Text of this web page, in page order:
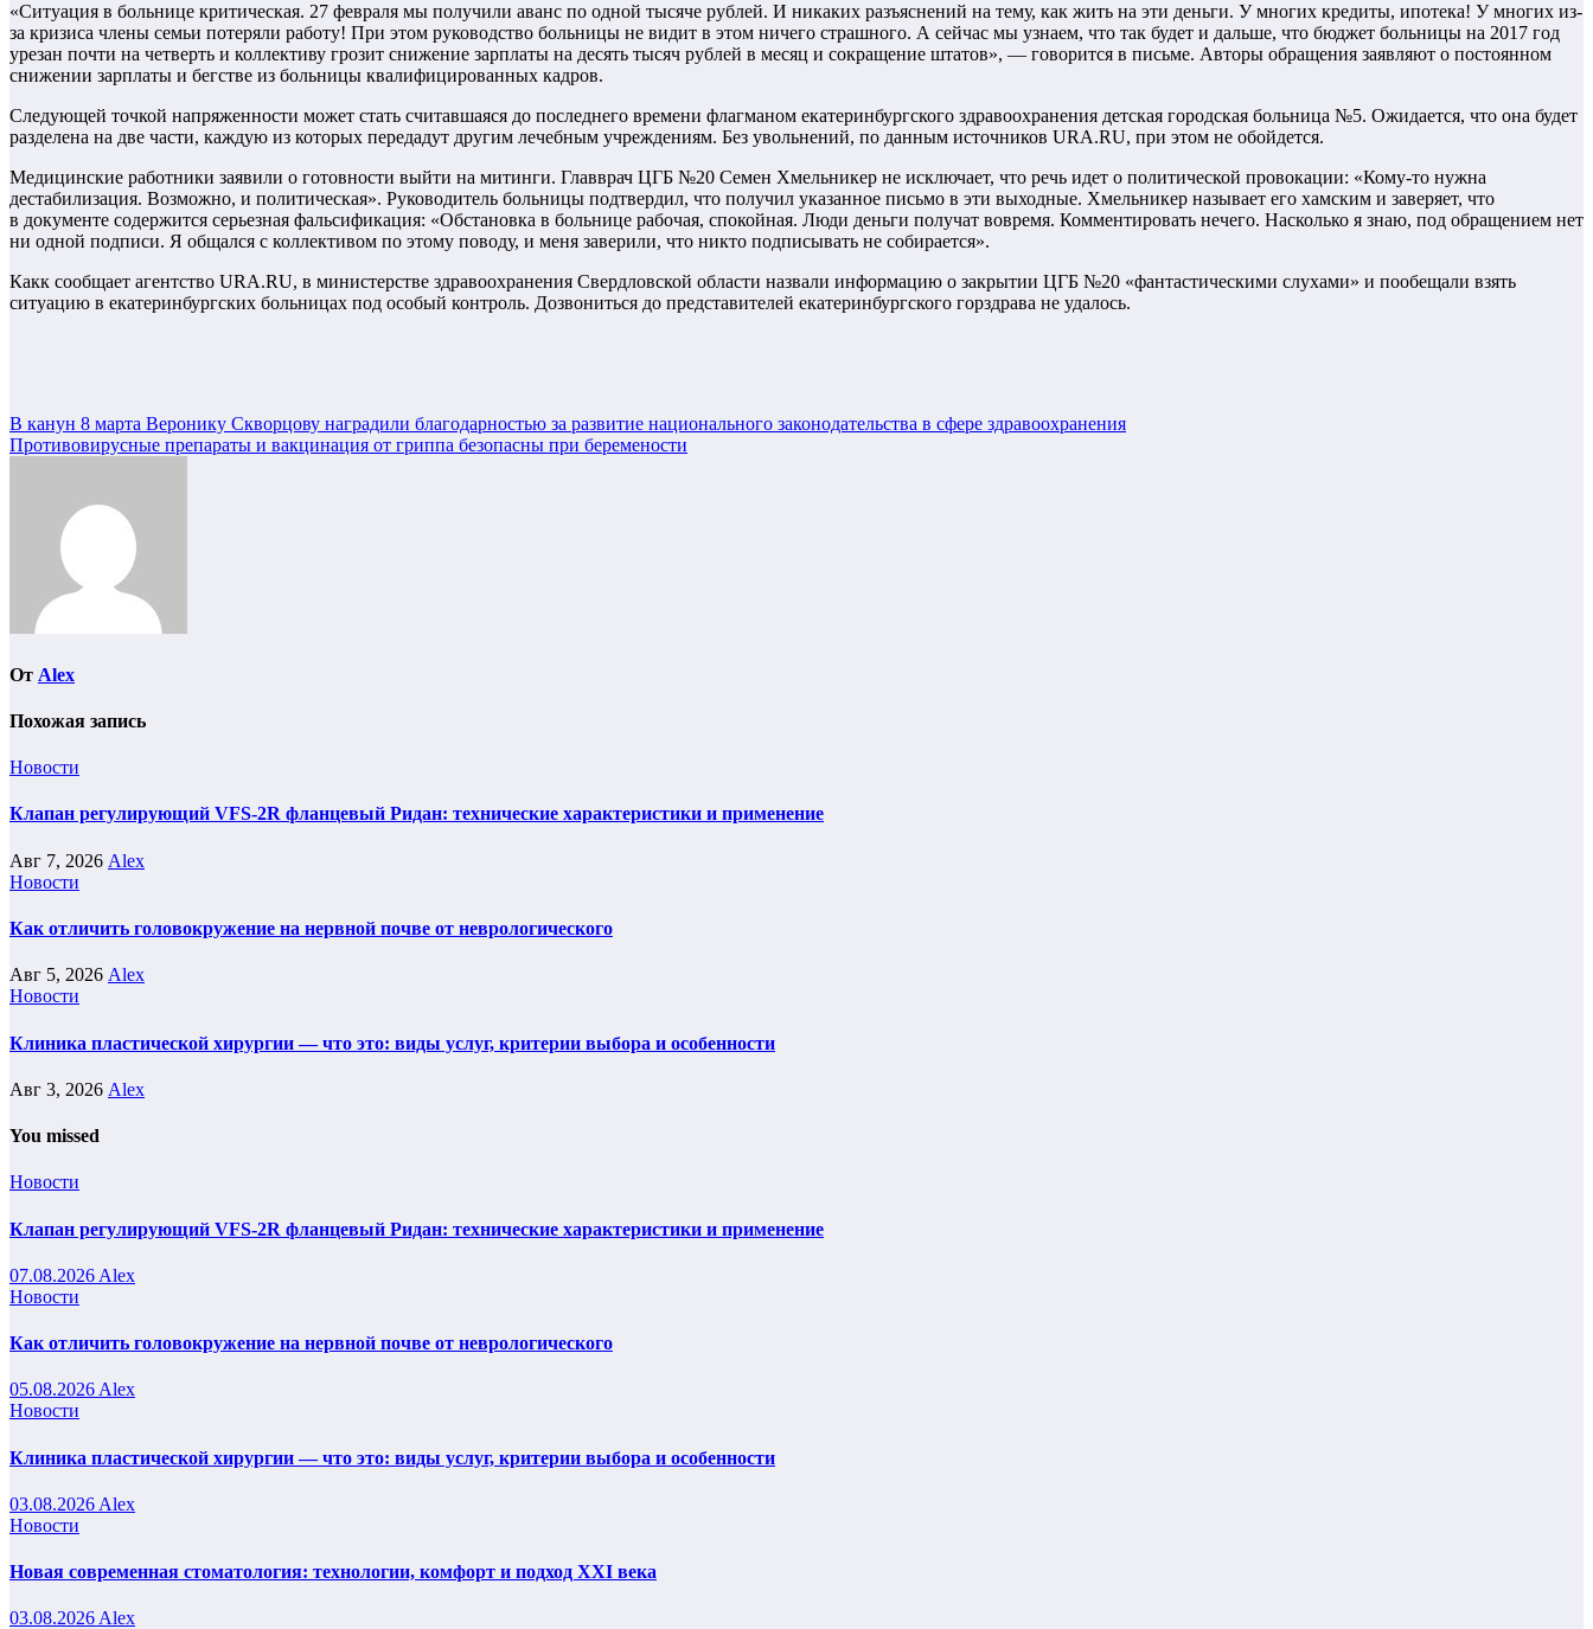
«Ситуация в больнице критическая. 27 февраля мы получили аванс по одной тысяче рублей. И никаких разъяснений на тему, как жить на эти деньги. У многих кредиты, ипотека! У многих из-
за кризиса члены семьи потеряли работу! При этом руководство больницы не видит в этом ничего страшного. А сейчас мы узнаем, что так будет и дальше, что бюджет больницы на 2017 год
урезан почти на четверть и коллективу грозит снижение зарплаты на десять тысяч рублей в месяц и сокращение штатов», — говорится в письме. Авторы обращения заявляют о постоянном
снижении зарплаты и бегстве из больницы квалифицированных кадров.
Следующей точкой напряженности может стать считавшаяся до последнего времени флагманом екатеринбургского здравоохранения детская городская больница №5. Ожидается, что она будет
разделена на две части, каждую из которых передадут другим лечебным учреждениям. Без увольнений, по данным источников URA.RU, при этом не обойдется.
Медицинские работники заявили о готовности выйти на митинги. Главврач ЦГБ №20 Семен Хмельникер не исключает, что речь идет о политической провокации: «Кому-то нужна
дестабилизация. Возможно, и политическая». Руководитель больницы подтвердил, что получил указанное письмо в эти выходные. Хмельникер называет его хамским и заверяет, что
в документе содержится серьезная фальсификация: «Обстановка в больнице рабочая, спокойная. Люди деньги получат вовремя. Комментировать нечего. Насколько я знаю, под обращением нет
ни одной подписи. Я общался с коллективом по этому поводу, и меня заверили, что никто подписывать не собирается».
Какк сообщает агентство URA.RU, в министерстве здравоохранения Свердловской области назвали информацию о закрытии ЦГБ №20 «фантастическими слухами» и пообещали взять
ситуацию в екатеринбургских больницах под особый контроль. Дозвониться до представителей екатеринбургского горздрава не удалось.
Навигация
по
В канун 8 марта Веронику Скворцову наградили благодарностью за развитие национального законодательства в сфере здравоохранения
Противовирусные препараты и вакцинация от гриппа безопасны при беремености
От Alex
Похожая запись
Новости
Клапан регулирующий VFS-2R фланцевый Ридан: технические характеристики и применение
Авг 7, 2026 Alex
Новости
Как отличить головокружение на нервной почве от неврологического
Авг 5, 2026 Alex
Новости
Клиника пластической хирургии — что это: виды услуг, критерии выбора и особенности
Авг 3, 2026 Alex
You missed
Новости
Клапан регулирующий VFS-2R фланцевый Ридан: технические характеристики и применение
07.08.2026 Alex
Новости
Как отличить головокружение на нервной почве от неврологического
05.08.2026 Alex
Новости
Клиника пластической хирургии — что это: виды услуг, критерии выбора и особенности
03.08.2026 Alex
Новости
Новая современная стоматология: технологии, комфорт и подход XXI века
03.08.2026Alex